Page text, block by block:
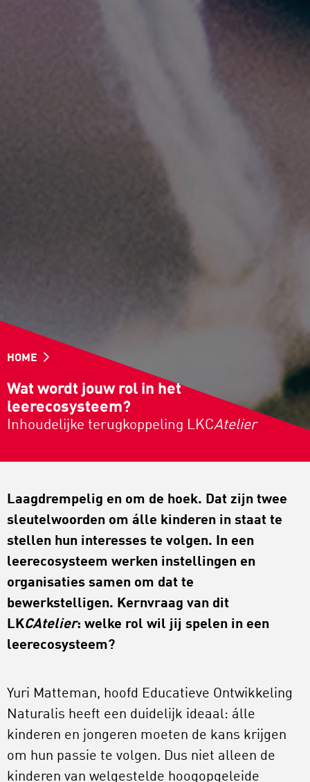
HOME
Wat wordt jouw rol in het
leerecosysteem?
Inhoudelijke terugkoppeling LKCAtelier
Laagdrempelig en om de hoek. Dat zijn twee
sleutelwoorden om álle kinderen in staat te
stellen hun interesses te volgen. In een
leerecosysteem werken instellingen en
organisaties samen om dat te
bewerkstelligen. Kernvraag van dit
LKCAtelier: welke rol wil jij spelen in een
leerecosysteem?
Yuri Matteman, hoofd Educatieve Ontwikkeling
Naturalis heeft een duidelijk ideaal: álle
kinderen en jongeren moeten de kans krijgen
om hun passie te volgen. Dus niet alleen de
kinderen van welgestelde hoogopgeleide